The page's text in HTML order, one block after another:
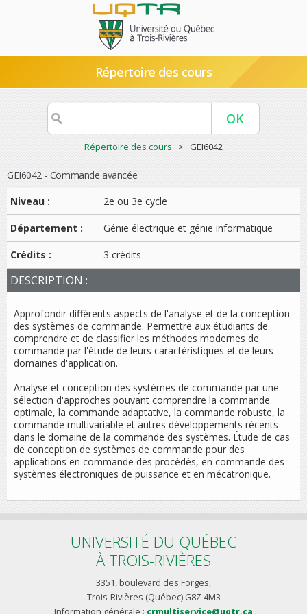
Répertoire des cours
Répertoire des cours > GEI6042
GEI6042 - Commande avancée
Niveau :
2e ou 3e cycle
Département : Génie électrique et génie informatique
Crédits : 3 crédits
DESCRIPTION :
Approfondir différents aspects de l'analyse et de la conception
des systèmes de commande. Permettre aux étudiants de
comprendre et de classifier les méthodes modernes de
commande par l'étude de leurs caractéristiques et de leurs
domaines d'application.
Analyse et conception des systèmes de commande par une
sélection d'approches pouvant comprendre la commande
optimale, la commande adaptative, la commande robuste, la
commande multivariable et autres développements récents
dans le domaine de la commande des systèmes. Étude de cas
de conception de systèmes de commande pour des
applications en commande des procédés, en commande des
systèmes électroniques de puissance et en mécatronique.
UNIVERSITÉ DU QUÉBEC
À TROIS-RIVIÈRES
3351, boulevard des Forges,
Trois-Rivières (Québec) G8Z 4M3